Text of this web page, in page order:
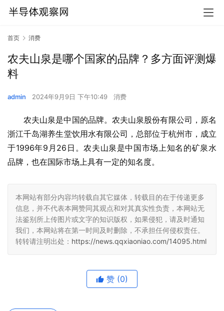
首页 消费
农夫山泉是哪个国家的品牌？多方面评测爆
料
admin 2024年9月9日 下午10:49 消费
农夫山泉是中国的品牌。农夫山泉股份有限公司，原名
浙江千岛湖养生堂饮用水有限公司，总部位于杭州市，成立
于1996年9月26日。农夫山泉是中国市场上知名的矿泉水
品牌，也在国际市场上具有一定的知名度。
本网站有部分内容均转载自其它媒体，转载目的在于传递更多
信息，并不代表本网赞同其观点和对其真实性负责，本网站无
法鉴别所上传图片或文字的知识版权，如果侵犯，请及时通知
我们，本网站将在第一时间及时删除，不承担任何侵权责任。
转转请注明出处： https://news.qqxiaoniao.com/14095.html
赞 (0)